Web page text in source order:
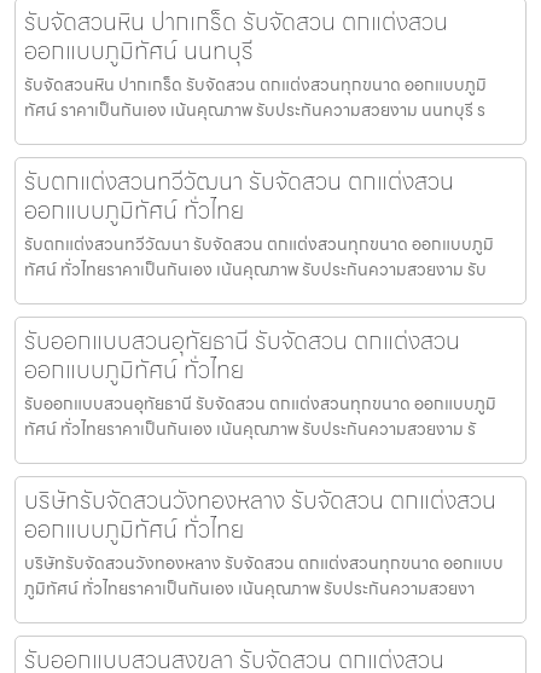
รับจัดสวนหิน ปากเกร็ด รับจัดสวน ตกแต่งสวน
ออกแบบภูมิทัศน์ นนทบุรี
รับจัดสวนหิน ปากเกร็ด รับจัดสวน ตกแต่งสวนทุกขนาด ออกแบบภูมิ
ทัศน์ ราคาเป็นกันเอง เน้นคุณภาพ รับประกันความสวยงาม นนทบุรี ร
รับตกแต่งสวนทวีวัฒนา รับจัดสวน ตกแต่งสวน
ออกแบบภูมิทัศน์ ทั่วไทย
รับตกแต่งสวนทวีวัฒนา รับจัดสวน ตกแต่งสวนทุกขนาด ออกแบบภูมิ
ทัศน์ ทั่วไทยราคาเป็นกันเอง เน้นคุณภาพ รับประกันความสวยงาม รับ
รับออกแบบสวนอุทัยธานี รับจัดสวน ตกแต่งสวน
ออกแบบภูมิทัศน์ ทั่วไทย
รับออกแบบสวนอุทัยธานี รับจัดสวน ตกแต่งสวนทุกขนาด ออกแบบภูมิ
ทัศน์ ทั่วไทยราคาเป็นกันเอง เน้นคุณภาพ รับประกันความสวยงาม รั
บริษัทรับจัดสวนวังทองหลาง รับจัดสวน ตกแต่งสวน
ออกแบบภูมิทัศน์ ทั่วไทย
บริษัทรับจัดสวนวังทองหลาง รับจัดสวน ตกแต่งสวนทุกขนาด ออกแบบ
ภูมิทัศน์ ทั่วไทยราคาเป็นกันเอง เน้นคุณภาพ รับประกันความสวยงา
รับออกแบบสวนสงขลา รับจัดสวน ตกแต่งสวน